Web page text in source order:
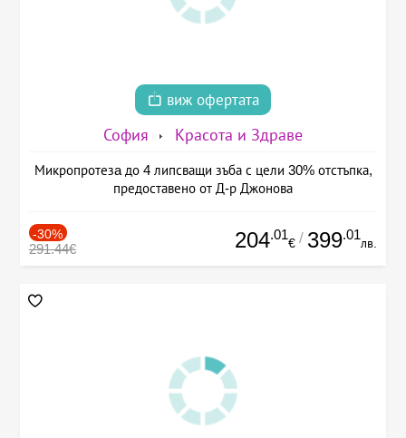
виж офертата
София Красота и Здраве
Микропротезa до 4 липсващи зъба с цели 30% отстъпка,
предоставено от Д-р Джонова
-30%
291.44€ 204.01
€ / 399.01
лв.